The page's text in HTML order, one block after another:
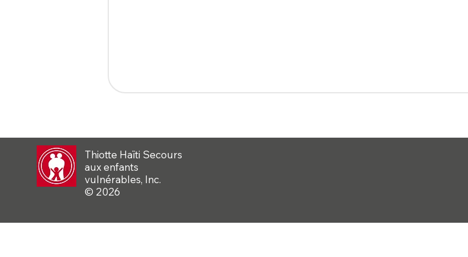
Thiotte Haïti Secours
aux enfants
vulnérables, Inc.
© 2026